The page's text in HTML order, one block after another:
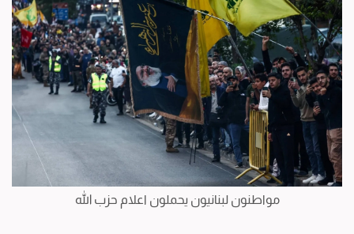
مواطنون لبنانيون يحملون اعلام حزب الله